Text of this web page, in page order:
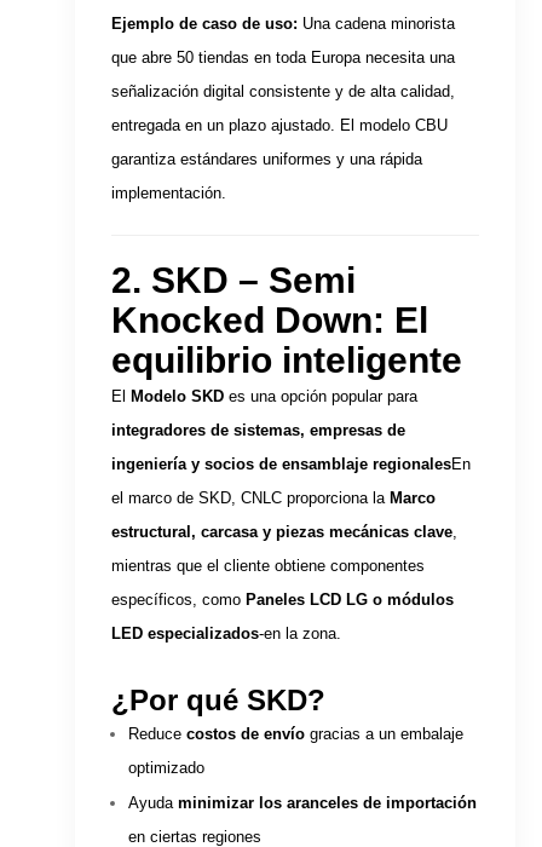
Ejemplo de caso de uso: Una cadena minorista
que abre 50 tiendas en toda Europa necesita una
señalización digital consistente y de alta calidad,
entregada en un plazo ajustado. El modelo CBU
garantiza estándares uniformes y una rápida
implementación.
2. SKD – Semi
Knocked Down: El
equilibrio inteligente
El Modelo SKD es una opción popular para
integradores de sistemas, empresas de
ingeniería y socios de ensamblaje regionalesEn
el marco de SKD, CNLC proporciona la Marco
estructural, carcasa y piezas mecánicas clave
mientras que el cliente obtiene componentes
específicos, como Paneles LCD LG o módulos
LED especializados-en la zona.
¿Por qué SKD?
Reducecostos de envío gracias a un embalaje
optimizado
Ayudaminimizar los aranceles de importación
en ciertas regiones